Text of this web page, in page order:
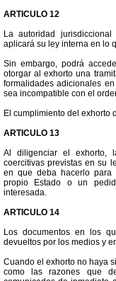
ARTICULO 12
La autoridad
aplicará su ley interna en lo
Sin embargo, podrá
otorgar al exhorto una
formalidades adicionales
sea incompatible con el
El cumplimiento del exhorto
ARTICULO 13
Al diligenciar el exhorto,
coercitivas previstas en su
en que deba hacerlo para
propio Estado o un
interesada.
ARTICULO 14
Los documentos en los
devueltos por los medios y
Cuando el exhorto no haya
como las razones que